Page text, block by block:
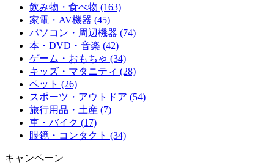
飲み物・食べ物 (163)
家電・AV機器 (45)
パソコン・周辺機器 (74)
本・DVD・音楽 (42)
ゲーム・おもちゃ (34)
キッズ・マタニティ (28)
ペット (26)
スポーツ・アウトドア (54)
旅行用品・土産 (7)
車・バイク (17)
眼鏡・コンタクト (34)
キャンペーン